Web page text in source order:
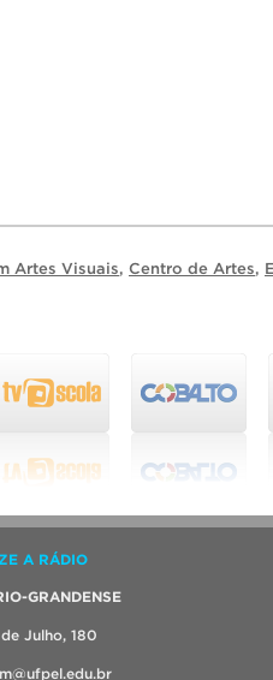
Artes Visuais, Centro de Artes,
A RÁDIO
GRANDENSE
Julho, 180